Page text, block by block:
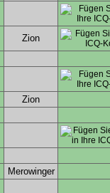
Zion
Zion
Merowinger